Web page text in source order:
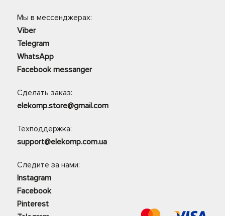
Мы в мессенджерах:
Viber
Telegram
WhatsApp
Facebook messanger
Сделать заказ:
elekomp.store@gmail.com
Техподдержка:
support@elekomp.com.ua
Следите за нами:
Instagram
Facebook
Pinterest